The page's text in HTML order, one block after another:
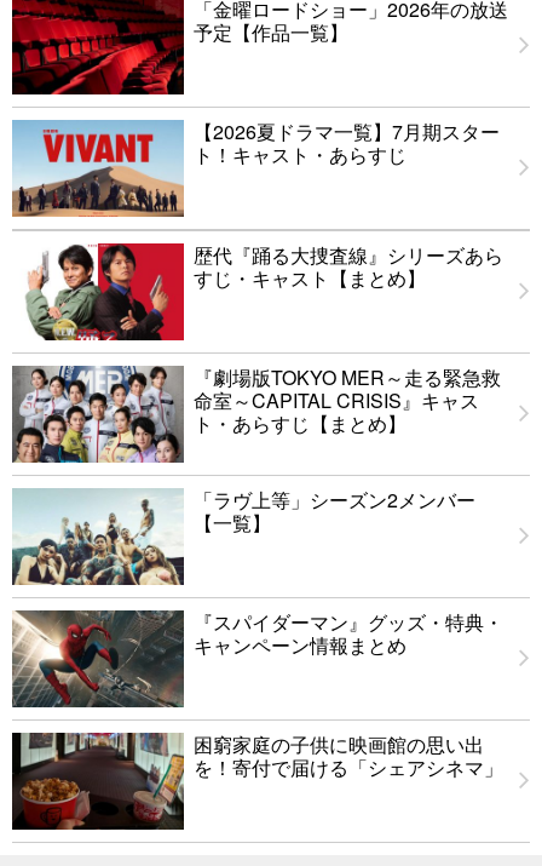
「金曜ロードショー」2026年の放送
予定【作品一覧】
【2026夏ドラマ一覧】7月期スター
ト！キャスト・あらすじ
歴代『踊る大捜査線』シリーズあら
すじ・キャスト【まとめ】
『劇場版TOKYO MER～走る緊急救
命室～CAPITAL CRISIS』キャス
ト・あらすじ【まとめ】
「ラヴ上等」シーズン2メンバー
【一覧】
『スパイダーマン』グッズ・特典・
キャンペーン情報まとめ
困窮家庭の子供に映画館の思い出
を！寄付で届ける「シェアシネマ」